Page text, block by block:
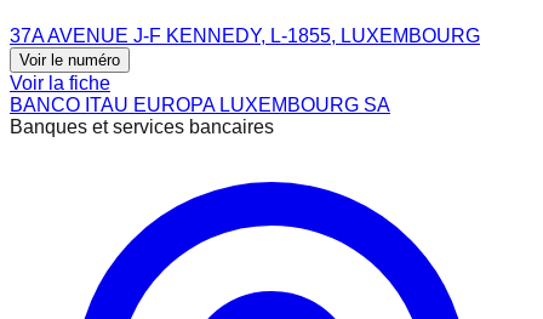
37A AVENUE J-F KENNEDY, L-1855, LUXEMBOURG
Voir le numéro
Voir la fiche
BANCO ITAU EUROPA LUXEMBOURG SA
Banques et services bancaires